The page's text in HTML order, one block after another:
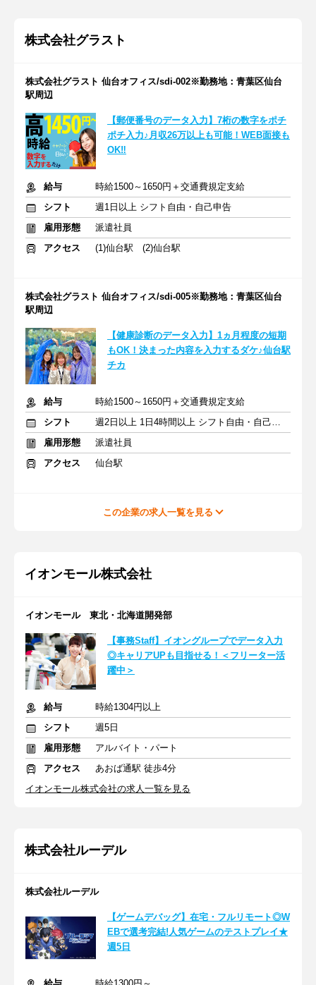
株式会社グラスト
株式会社グラスト 仙台オフィス/sdi-002※勤務地：青葉区仙台
駅周辺
【郵便番号のデータ入力】7桁の数字をポチ
ポチ入力♪月収26万以上も可能！WEB面接も
OK‼
給与
時給1500～1650円＋交通費規定支給
シフト
週1日以上 シフト自由・自己申告
雇用形態
派遣社員
アクセス
(1)仙台駅 (2)仙台駅
株式会社グラスト 仙台オフィス/sdi-005※勤務地：青葉区仙台
駅周辺
【健康診断のデータ入力】1ヵ月程度の短期
もOK！決まった内容を入力するダケ♪仙台駅
チカ
給与
時給1500～1650円＋交通費規定支給
シフト
週2日以上 1日4時間以上 シフト自由・自己申告
雇用形態
派遣社員
アクセス
仙台駅
この企業の求人一覧を見る
イオンモール株式会社
イオンモール 東北・北海道開発部
【事務Staff】イオングループでデータ入力
◎キャリアUPも目指せる！＜フリーター活
躍中＞
給与
時給1304円以上
シフト
週5日
雇用形態
アルバイト・パート
アクセス
あおば通駅 徒歩4分
イオンモール株式会社の求人一覧を見る
株式会社ルーデル
株式会社ルーデル
【ゲームデバッグ】在宅・フルリモート◎W
EBで選考完結!人気ゲームのテストプレイ★
週5日